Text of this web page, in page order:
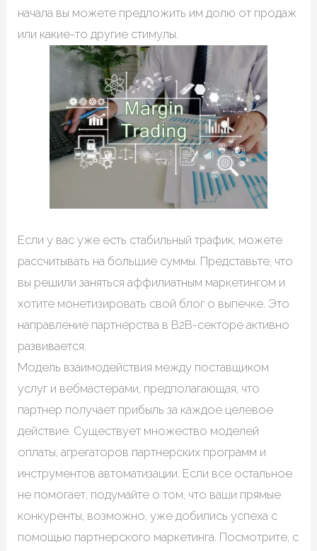
начала вы можете предложить им долю от продаж
или какие-то другие стимулы.
Если у вас уже есть стабильный трафик, можете
рассчитывать на большие суммы. Представьте, что
вы решили заняться аффилиатным маркетингом и
хотите монетизировать свой блог о выпечке. Это
направление партнерства в B2B-секторе активно
развивается.
Модель взаимодействия между поставщиком
услуг и вебмастерами, предполагающая, что
партнер получает прибыль за каждое целевое
действие. Существует множество моделей
оплаты, агрегаторов партнерских программ и
инструментов автоматизации. Если все остальное
не помогает, подумайте о том, что ваши прямые
конкуренты, возможно, уже добились успеха с
помощью партнерского маркетинга. Посмотрите, с